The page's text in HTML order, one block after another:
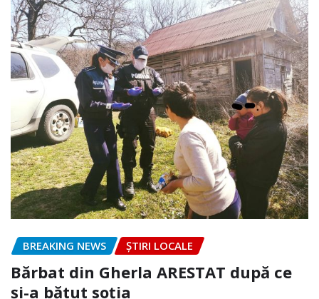
BREAKING NEWS ȘTIRI LOCALE
Bărbat din Gherla ARESTAT după ce
și-a bătut soția